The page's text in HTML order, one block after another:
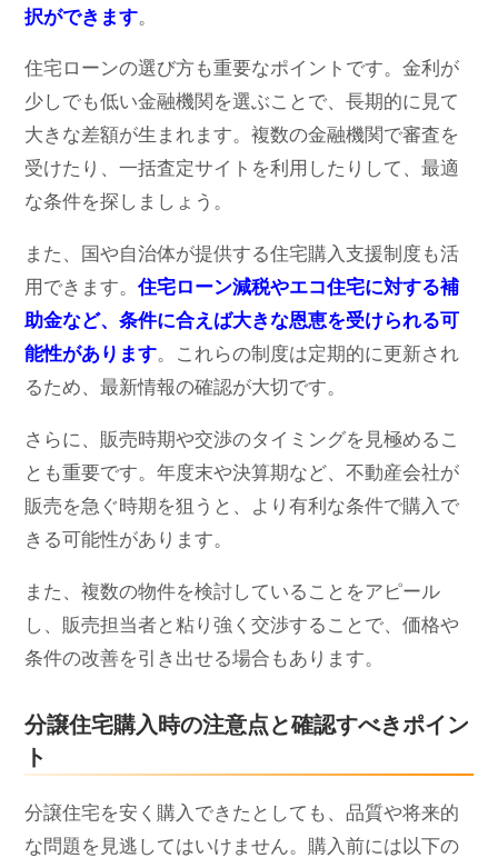
択ができます。
住宅ローンの選び方も重要なポイントです。金利が
少しでも低い金融機関を選ぶことで、長期的に見て
大きな差額が生まれます。複数の金融機関で審査を
受けたり、一括査定サイトを利用したりして、最適
な条件を探しましょう。
また、国や自治体が提供する住宅購入支援制度も活
用できます。住宅ローン減税やエコ住宅に対する補
助金など、条件に合えば大きな恩恵を受けられる可
能性があります。これらの制度は定期的に更新され
るため、最新情報の確認が大切です。
さらに、販売時期や交渉のタイミングを見極めるこ
とも重要です。年度末や決算期など、不動産会社が
販売を急ぐ時期を狙うと、より有利な条件で購入で
きる可能性があります。
また、複数の物件を検討していることをアピール
し、販売担当者と粘り強く交渉することで、価格や
条件の改善を引き出せる場合もあります。
分譲住宅購入時の注意点と確認すべきポイン
ト
分譲住宅を安く購入できたとしても、品質や将来的
な問題を見逃してはいけません。購入前には以下の